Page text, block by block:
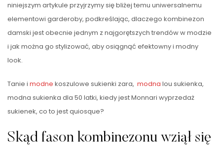
niniejszym artykule przyjrzymy się bliżej temu uniwersalnemu
elementowi garderoby, podkreślając, dlaczego kombinezon
damski jest obecnie jednym z najgorętszych trendów w modzie
i jak można go stylizować, aby osiągnąć efektowny i modny
look.
Tanie i modne koszulowe sukienki zara, modna lou sukienka,
modna sukienka dla 50 latki, kiedy jest Monnari wyprzedaż
sukienek, co to jest quiosque?
Skąd fason kombinezonu wziął się